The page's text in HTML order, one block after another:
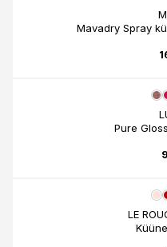
Mavadry Spray
Pure
LE